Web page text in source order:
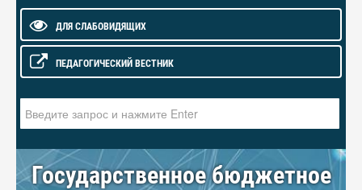
ДЛЯ СЛАБОВИДЯЩИХ
ПЕДАГОГИЧЕСКИЙ ВЕСТНИК
Государственное бюджетное